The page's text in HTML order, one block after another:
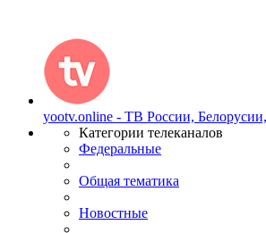
yootv.online - ТВ России,
Категории телеканалов
Федеральные
Общая тематика
Новостные